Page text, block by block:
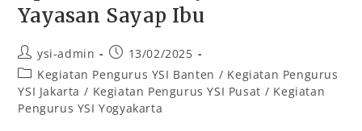
Yayasan Sayap Ibu
ysi-admin
13/02/2025
Kegiatan Pengurus YSI Banten / Kegiatan Pengurus
YSI Jakarta / Kegiatan Pengurus YSI Pusat / Kegiatan
Pengurus YSI Yogyakarta